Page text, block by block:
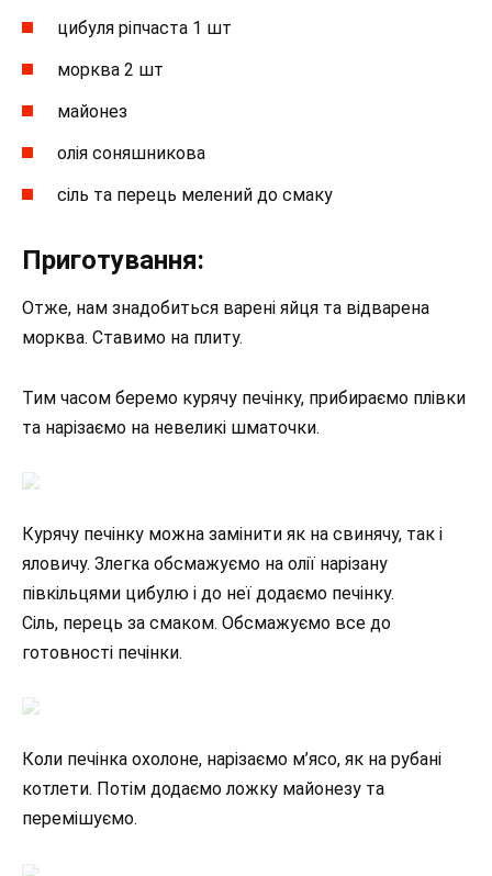
цибуля ріпчаста 1 шт
морква 2 шт
майонез
олія соняшникова
сіль та перець мелений до смаку
Приготування:
Отже, нам знадобиться варені яйця та відварена
морква. Ставимо на плиту.
Тим часом беремо курячу печінку, прибираємо плівки
та нарізаємо на невеликі шматочки.
Курячу печінку можна замінити як на свинячу, так і
яловичу. Злегка обсмажуємо на олії нарізану
півкільцями цибулю і до неї додаємо печінку.
Сіль, перець за смаком. Обсмажуємо все до
готовності печінки.
Коли печінка охолоне, нарізаємо м’ясо, як на рубані
котлети. Потім додаємо ложку майонезу та
перемішуємо.